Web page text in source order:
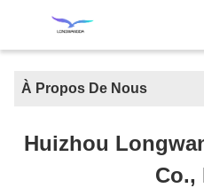
À Propos De Nous
Huizhou
Co.,